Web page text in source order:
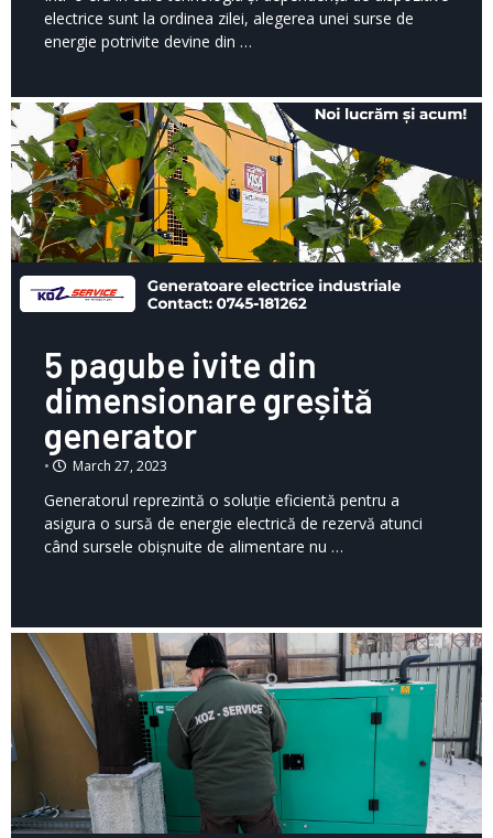
electrice sunt la ordinea zilei, alegerea unei surse de
energie potrivite devine din …
5 pagube ivite din
dimensionare greșită
generator
• March 27, 2023
Generatorul reprezintă o soluție eficientă pentru a
asigura o sursă de energie electrică de rezervă atunci
când sursele obișnuite de alimentare nu …